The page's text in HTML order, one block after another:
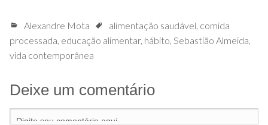
Alexandre Mota alimentação saudável, comida
processada, educação alimentar, hábito, Sebastião Almeida,
vida contemporânea
Deixe um comentário